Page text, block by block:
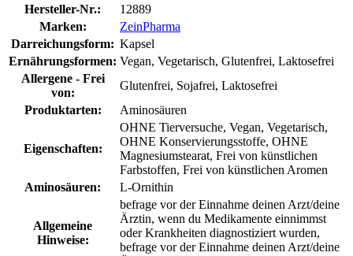
Hersteller-Nr.:
12889
Marken:
ZeinPharma
Darreichungsform: Kapsel
Ernährungsformen: Vegan, Vegetarisch, Glutenfrei, Laktosefrei
Allergene - Frei
von:
Glutenfrei, Sojafrei, Laktosefrei
Produktarten:
Aminosäuren
Eigenschaften:
OHNE Tierversuche, Vegan, Vegetarisch,
OHNE Konservierungsstoffe, OHNE
Magnesiumstearat, Frei von künstlichen
Farbstoffen, Frei von künstlichen Aromen
Aminosäuren:
L-Ornithin
Allgemeine
Hinweise:
befrage vor der Einnahme deinen Arzt/deine
Ärztin, wenn du Medikamente einnimmst
oder Krankheiten diagnostiziert wurden,
befrage vor der Einnahme deinen Arzt/deine